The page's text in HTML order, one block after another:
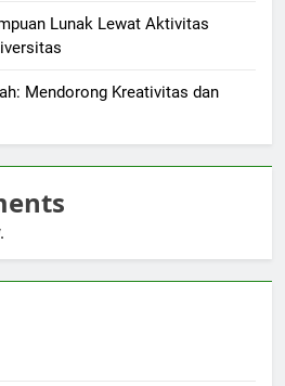
Lunak Lewat Aktivitas
Mendorong Kreativitas dan